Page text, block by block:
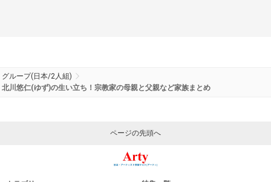
グループ(日本/2人組)
北川悠仁(ゆず)の生い立ち！宗教家の母親と父親など家族まとめ
ページの先頭へ